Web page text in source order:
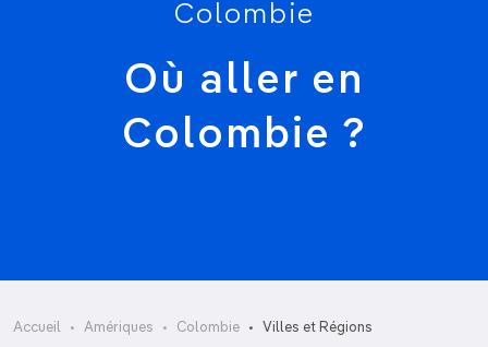
Colombie
Où aller en
Colombie ?
Accueil Amériques Colombie Villes et Régions
Bogota